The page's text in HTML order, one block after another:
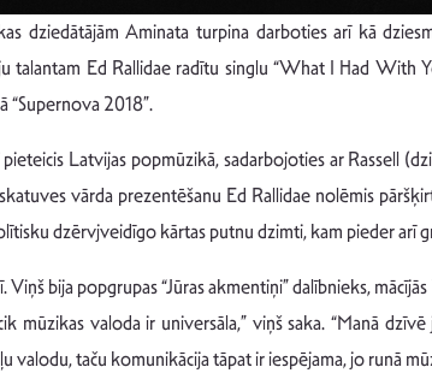
dziedātājām Aminata turpina darboties arī kā
talantam Ed Rallidae radītu singlu “What I Had
“Supernova 2018”.
Latvijas popmūzikā, sadarbojoties ar Rassell
vārda prezentēšanu Ed Rallidae nolēmis
dzērvjveidīgo kārtas putnu dzimti, kam pieder arī
Viņš bija popgrupas “Jūras akmentiņi” dalībnieks,
mūzikas valoda ir universāla,” viņš saka. “Manā
valodu, taču komunikācija tāpat ir iespējama, jo runā